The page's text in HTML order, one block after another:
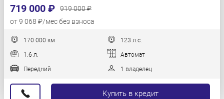
719 000 ₽
919 000 ₽
от 9 068 ₽/мес без взноса
170 000 км 123 л.с.
1.6 л. Автомат
Передний 1 владелец
Купить в кредит